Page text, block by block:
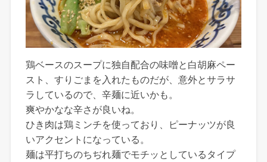
鶏ベースのスープに独自配合の味噌と白胡麻ペー
スト、すりごまを入れたものだが、意外とサラサ
ラしているので、辛麺に近いかも。
爽やかなな辛さが良いね。
ひき肉は鶏ミンチを使っており、ピーナッツが良
いアクセントになっている。
麺は平打ちのちぢれ麺でモチッとしているタイプ